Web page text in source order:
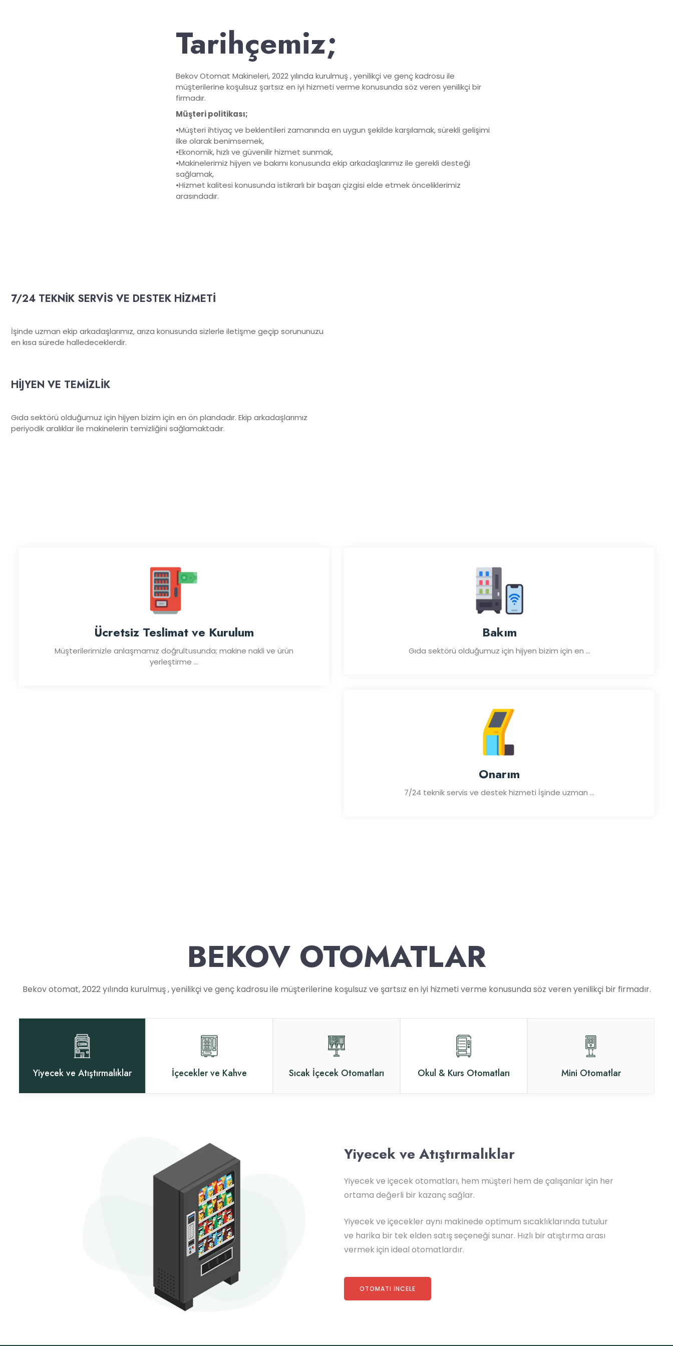
Tarihçemiz;
Bekov Otomat Makineleri, 2022 yılında kurulmuş , yenilikçi ve genç kadrosu ile
müşterilerine koşulsuz şartsız en iyi hizmeti verme konusunda söz veren yenilikçi bir
firmadır.
Müşteri politikası;
•Müşteri ihtiyaç ve beklentileri zamanında en uygun şekilde karşılamak, sürekli gelişimi
ilke olarak benimsemek,
•Ekonomik, hızlı ve güvenilir hizmet sunmak,
•Makinelerimiz hijyen ve bakımı konusunda ekip arkadaşlarımız ile gerekli desteği
sağlamak,
•Hizmet kalitesi konusunda istikrarlı bir başarı çizgisi elde etmek önceliklerimiz
arasındadır.
7/24 TEKNİK SERVİS VE DESTEK HİZMETİ
İşinde uzman ekip arkadaşlarımız, arıza konusunda sizlerle iletişme geçip sorununuzu
en kısa sürede halledeceklerdir.
HİJYEN VE TEMİZLİK
Gıda sektörü olduğumuz için hijyen bizim için en ön plandadır. Ekip arkadaşlarımız
periyodik aralıklar ile makinelerin temizliğini sağlamaktadır.
Ücretsiz Teslimat ve Kurulum
Müşterilerimizle anlaşmamız doğrultusunda; makine nakli ve ürün
yerleştirme ...
Bakım
Gıda sektörü olduğumuz için hijyen bizim için en ...
Onarım
7/24 teknik servis ve destek hizmeti İşinde uzman ...
BEKOV OTOMATLAR
Bekov otomat, 2022 yılında kurulmuş , yenilikçi ve genç kadrosu ile müşterilerine koşulsuz ve şartsız en iyi hizmeti verme konusunda söz veren yenilikçi bir firmadır.
Yiyecek ve Atıştırmalıklar İçecekler ve Kahve Sıcak İçecek Otomatları Okul & Kurs Otomatları Mini Otomatlar
Yiyecek ve Atıştırmalıklar
Yiyecek ve içecek otomatları, hem müşteri hem de çalışanlar için her
ortama değerli bir kazanç sağlar.
Yiyecek ve içecekler aynı makinede optimum sıcaklıklarında tutulur
ve harika bir tek elden satış seçeneği sunar. Hızlı bir atıştırma arası
vermek için ideal otomatlardır.
OTOMATI İNCELE